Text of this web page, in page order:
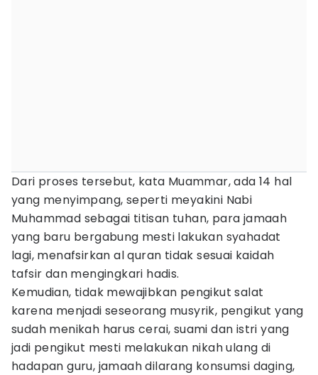
Dari proses tersebut, kata Muammar, ada 14 hal
yang menyimpang, seperti meyakini Nabi
Muhammad sebagai titisan tuhan, para jamaah
yang baru bergabung mesti lakukan syahadat
lagi, menafsirkan al quran tidak sesuai kaidah
tafsir dan mengingkari hadis.
Kemudian, tidak mewajibkan pengikut salat
karena menjadi seseorang musyrik, pengikut yang
sudah menikah harus cerai, suami dan istri yang
jadi pengikut mesti melakukan nikah ulang di
hadapan guru, jamaah dilarang konsumsi daging,